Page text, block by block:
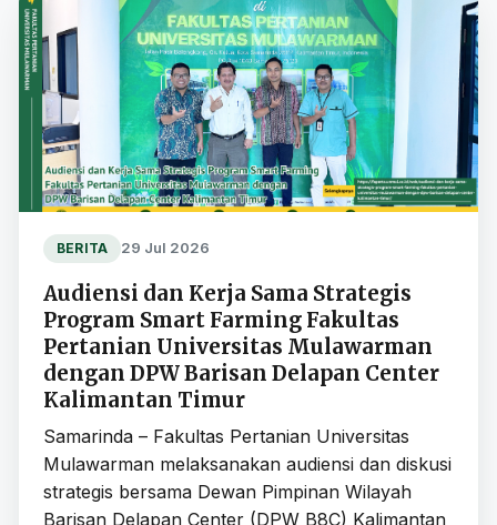
BERITA 29 Jul 2026
Audiensi dan Kerja Sama Strategis
Program Smart Farming Fakultas
Pertanian Universitas Mulawarman
dengan DPW Barisan Delapan Center
Kalimantan Timur
Samarinda – Fakultas Pertanian Universitas
Mulawarman melaksanakan audiensi dan diskusi
strategis bersama Dewan Pimpinan Wilayah
Barisan Delapan Center (DPW B8C) Kalimantan